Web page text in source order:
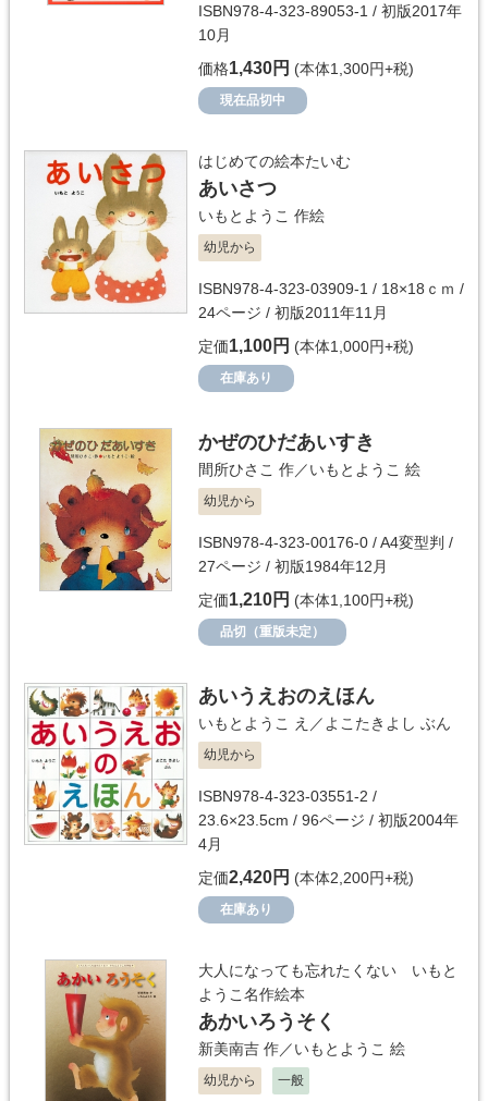
ISBN978-4-323-89053-1 / 初版2017年
10月
価格1,430円 (本体1,300円+税)
現在品切中
はじめての絵本たいむ
あいさつ
いもとようこ 作絵
幼児から
ISBN978-4-323-03909-1 / 18×18ｃｍ /
24ページ / 初版2011年11月
定価1,100円 (本体1,000円+税)
在庫あり
かぜのひだあいすき
間所ひさこ 作／いもとようこ 絵
幼児から
ISBN978-4-323-00176-0 / A4変型判 /
27ページ / 初版1984年12月
定価1,210円 (本体1,100円+税)
品切（重版未定）
あいうえおのえほん
いもとようこ え／ よこたきよし ぶん
幼児から
ISBN978-4-323-03551-2 /
23.6×23.5cm / 96ページ / 初版2004年
4月
定価2,420円 (本体2,200円+税)
在庫あり
大人になっても忘れたくない いもと
ようこ名作絵本
あかいろうそく
新美南吉 作／いもとようこ 絵
幼児から 一般